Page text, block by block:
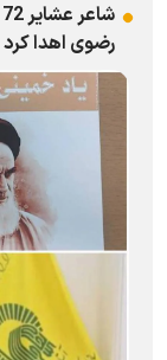
رضوی اهدا کرد